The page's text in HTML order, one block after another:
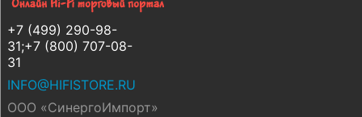
+7 (499) 290-98-
31;+7 (800) 707-08-
31
INFO@HIFISTORE.RU
ООО «СинергоИмпорт»